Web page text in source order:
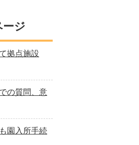
ジ
拠点施設
の質問、意
園入所手続